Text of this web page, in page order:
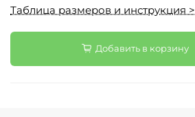
Таблица размеров и инструкция >
Добавить в корзину